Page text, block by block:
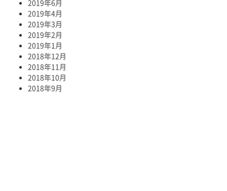
2019年6月
2019年4月
2019年3月
2019年2月
2019年1月
2018年12月
2018年11月
2018年10月
2018年9月